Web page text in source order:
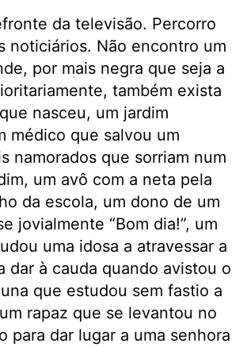
da televisão. Percorro
noticiários. Não encontro um
por mais negra que seja a
também exista
nasceu, um jardim
médico que salvou um
namorados que sorriam num
um avô com a neta pela
da escola, um dono de um
jovialmente “Bom dia!”, um
uma idosa a atravessar a
dar à cauda quando avistou o
que estudou sem fastio a
rapaz que se levantou no
para dar lugar a uma senhora